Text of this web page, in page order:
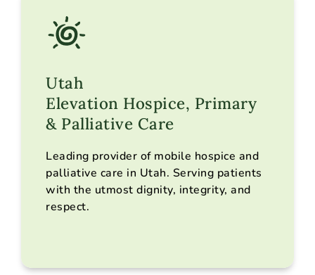
Utah
Elevation Hospice, Primary
& Palliative Care
Leading provider of mobile hospice and
palliative care in Utah. Serving patients
with the utmost dignity, integrity, and
respect.
Nos services
Nous contacter